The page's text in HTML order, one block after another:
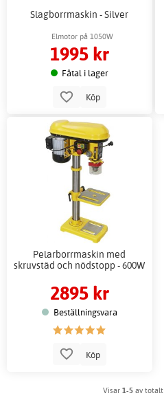
Slagborrmaskin - Silver
Elmotor på 1050W
1995 kr
Fåtal i lager
Köp
Pelarborrmaskin med
skruvstäd och nödstopp - 600W
2895 kr
Beställningsvara
Köp
Visar 1-5 av totalt